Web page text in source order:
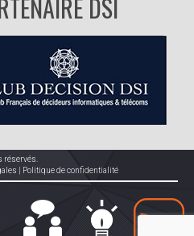
DSI
réservés.
Politique de confidentialité